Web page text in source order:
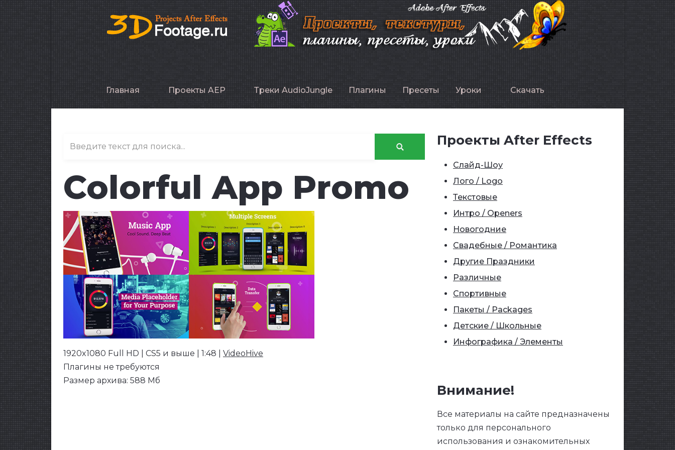
Главная Проекты AEP Треки AudioJungle Плагины Пресеты Уроки Скачать
Colorful App Promo
1920x1080 Full HD | CS5 и выше | 1:48 | VideoHive
Плагины не требуются
Размер архива: 588 Мб
Проекты After Effects
Слайд-Шоу
Лого / Logo
Текстовые
Интро / Openers
Новогодние
Свадебные / Романтика
Другие Праздники
Различные
Спортивные
Пакеты / Packages
Детские / Школьные
Инфографика / Элементы
Внимание!
Все материалы на сайте предназначены
только для персонального
использования и ознакомительных